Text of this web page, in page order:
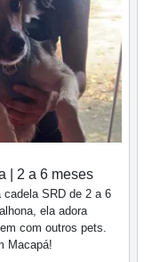
| 2 a 6 meses
SRD de 2 a 6
ela adora
com outros pets.
Macapá!